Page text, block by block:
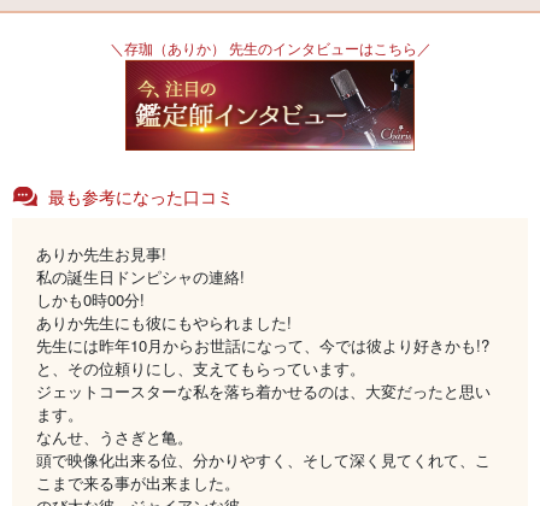
＼存珈（ありか） 先生のインタビューはこちら／
最も参考になった口コミ
ありか先生お見事!
私の誕生日ドンピシャの連絡!
しかも0時00分!
ありか先生にも彼にもやられました!
先生には昨年10月からお世話になって、今では彼より好きかも!?
と、その位頼りにし、支えてもらっています。
ジェットコースターな私を落ち着かせるのは、大変だったと思い
ます。
なんせ、うさぎと亀。
頭で映像化出来る位、分かりやすく、そして深く見てくれて、こ
こまで来る事が出来ました。